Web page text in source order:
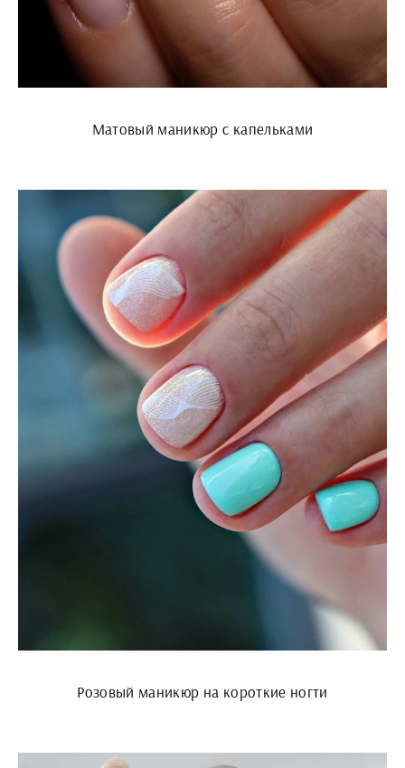
Матовый маникюр с капельками
Розовый маникюр на короткие ногти